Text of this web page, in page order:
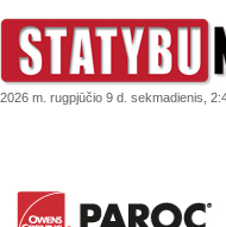
2026 m. rugpjūčio 9 d. sekmadienis,